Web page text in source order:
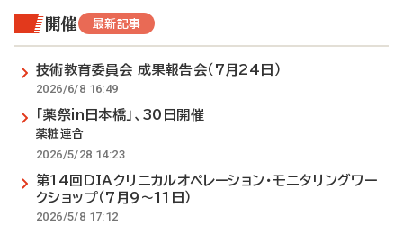
開催 最新記事
技術教育委員会 成果報告会（7月24日）
2026/6/8 16:49
「薬祭in日本橋」、30日開催
薬粧連合
2026/5/28 14:23
第14回DIAクリニカルオペレーション・モニタリングワー
クショップ（7月9～11日）
2026/5/8 17:12